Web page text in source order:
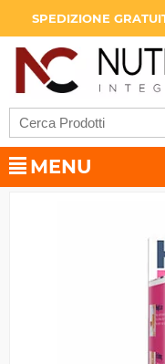
SPEDIZIONE
MENU